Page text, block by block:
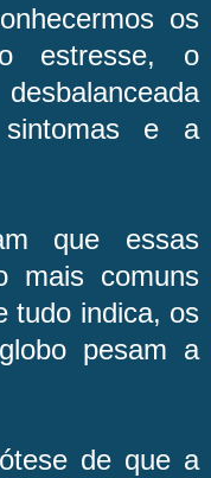
os
estresse, o
sintomas e a
que essas
mais comuns
tudo indica, os
pesam a
de que a